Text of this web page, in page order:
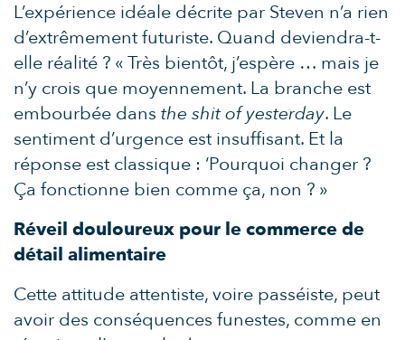
L’expérience idéale décrite par Steven n’a rien
d’extrêmement futuriste. Quand deviendra-t-
elle réalité ? « Très bientôt, j’espère … mais je
n’y crois que moyennement. La branche est
embourbée dans the shit of yesterday. Le
sentiment d’urgence est insuffisant. Et la
réponse est classique : ‘Pourquoi changer ?
Ça fonctionne bien comme ça, non ? »
Réveil douloureux pour le commerce de
détail alimentaire
Cette attitude attentiste, voire passéiste, peut
avoir des conséquences funestes, comme en